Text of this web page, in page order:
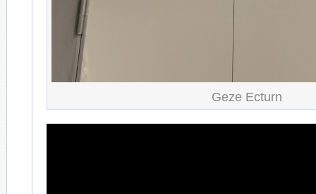
Geze Ecturn